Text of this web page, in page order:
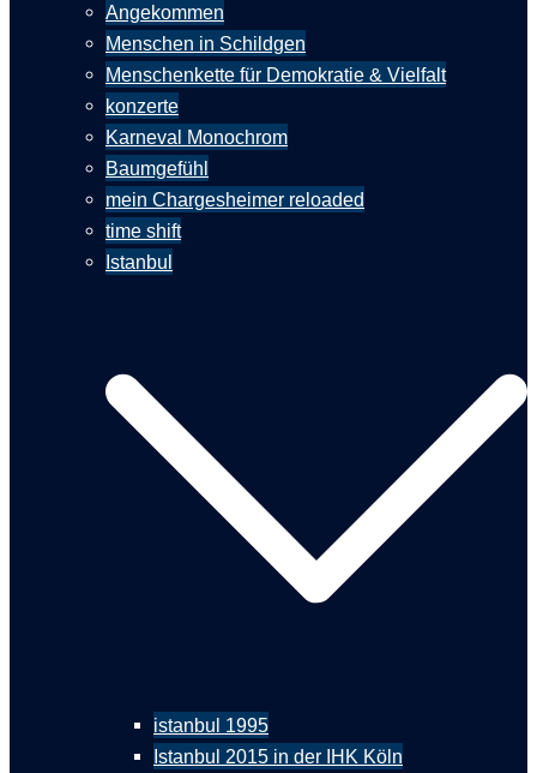
Angekommen
Menschen in Schildgen
Menschenkette für Demokratie & Vielfalt
konzerte
Karneval Monochrom
Baumgefühl
mein Chargesheimer reloaded
time shift
Istanbul
istanbul 1995
Istanbul 2015 in der IHK Köln